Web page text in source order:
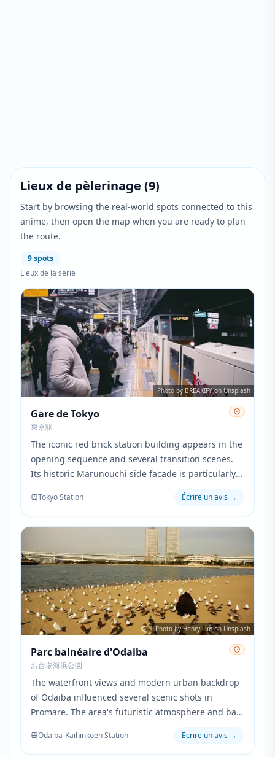
Lieux de pèlerinage (9)
Start by browsing the real-world spots connected to this
anime, then open the map when you are ready to plan
the route.
9spots
Lieux de la série
Photo by BREAKIFY on Unsplash
Gare de Tokyo
東京駅
The iconic red brick station building appears in the
opening sequence and several transition scenes.
Its historic Marunouchi side facade is particularly
work routine in central Tokyo.
Tokyo Station Écrire un avis →
Photo by Henry Lim on Unsplash
Parc balnéaire d'Odaiba
お台場海浜公園
The waterfront views and modern urban backdrop
of Odaiba influenced several scenic shots in
Promare. The area's futuristic atmosphere and bay
Promepolis.
Odaiba-Kaihinkoen Station Écrire un avis →